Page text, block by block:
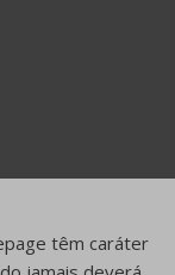
têm caráter